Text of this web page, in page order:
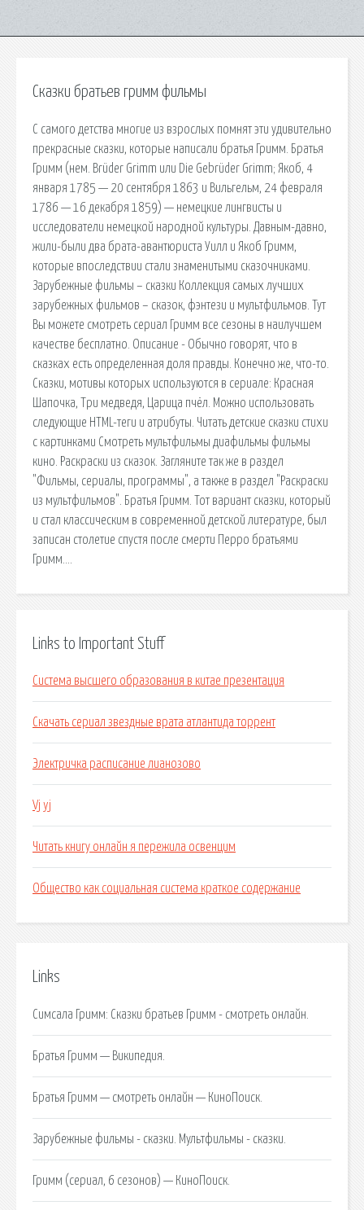
Сказки братьев гримм фильмы
С самого детства многие из взрослых помнят эти удивительно
прекрасные сказки, которые написали братья Гримм. Братья
Гримм (нем. Brüder Grimm или Die Gebrüder Grimm; Якоб, 4
января 1785 — 20 сентября 1863 и Вильгельм, 24 февраля
1786 — 16 декабря 1859) — немецкие лингвисты и
исследователи немецкой народной культуры. Давным-давно,
жили-были два брата-авантюриста Уилл и Якоб Гримм,
которые впоследствии стали знаменитыми сказочниками.
Зарубежные фильмы – сказки Коллекция самых лучших
зарубежных фильмов – сказок, фэнтези и мультфильмов. Тут
Вы можете смотреть сериал Гримм все сезоны в наилучшем
качестве бесплатно. Описание - Обычно говорят, что в
сказках есть определенная доля правды. Конечно же, что-то.
Сказки, мотивы которых используются в сериале: Красная
Шапочка, Три медведя, Царица пчёл. Можно использовать
следующие HTML-теги и атрибуты. Читать детские сказки стихи
с картинками Смотреть мультфильмы диафильмы фильмы
кино. Раскраски из сказок. Загляните так же в раздел
"Фильмы, сериалы, программы", а также в раздел "Раскраски
из мультфильмов". Братья Гримм. Тот вариант сказки, который
и стал классическим в современной детской литературе, был
записан столетие спустя после смерти Перро братьями
Гримм….
Links to Important Stuff
Система высшего образования в китае презентация
Скачать сериал звездные врата атлантида торрент
Электричка расписание лианозово
Vj yj
Читать книгу онлайн я пережила освенцим
Общество как социальная система краткое содержание
Links
Симсала Гримм: Сказки братьев Гримм - смотреть онлайн.
Братья Гримм — Википедия.
Братья Гримм — смотреть онлайн — КиноПоиск.
Зарубежные фильмы - сказки. Мультфильмы - сказки.
Гримм (сериал, 6 сезонов) — КиноПоиск.